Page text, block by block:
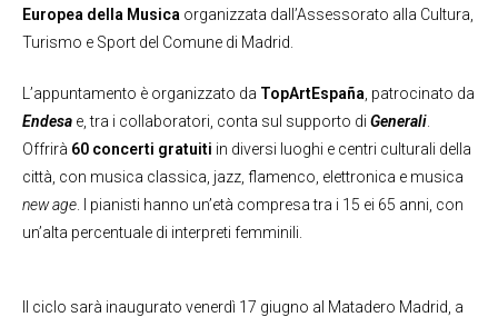
Europea della Musica organizzata dall’Assessorato alla Cultura,
Turismo e Sport del Comune di Madrid.
L’appuntamento è organizzato da TopArtEspaña , patrocinato da
Endesa e, tra i collaboratori, conta sul supporto di Generali
Offrirà 60 concerti gratuiti in diversi luoghi e centri culturali della
città, con musica classica, jazz, flamenco, elettronica e musica
new age . I pianisti hanno un’età compresa tra i 15 ei 65 anni, con
un’alta percentuale di interpreti femminili.
Il ciclo sarà inaugurato venerdì 17 giugno al Matadero Madrid, a